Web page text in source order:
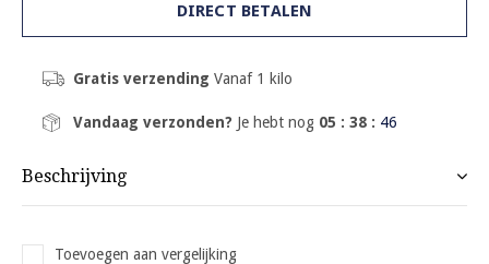
DIRECT BETALEN
Gratis verzending Vanaf 1 kilo
Vandaag verzonden? Je hebt nog 05 : 38 : 46
Beschrijving
Toevoegen aan vergelijking